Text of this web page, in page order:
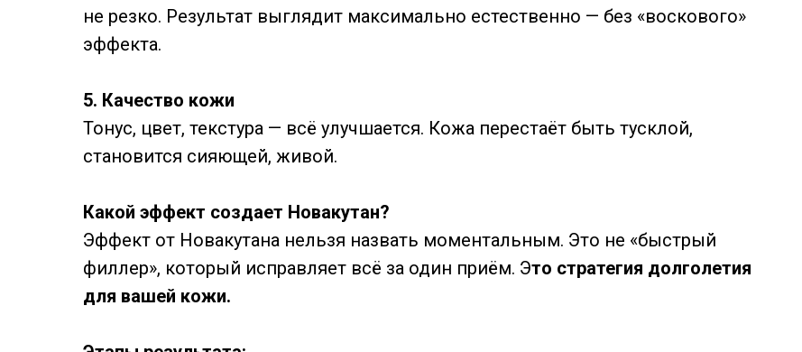
не резко. Результат выглядит максимально естественно — без «воскового»
эффекта.
5. Качество кожи
Тонус, цвет, текстура — всё улучшается. Кожа перестаёт быть тусклой,
становится сияющей, живой.
Какой эффект создает Новакутан?
Эффект от Новакутана нельзя назвать моментальным. Это не «быстрый
филлер», который исправляет всё за один приём. Это стратегия долголетия
для вашей кожи.